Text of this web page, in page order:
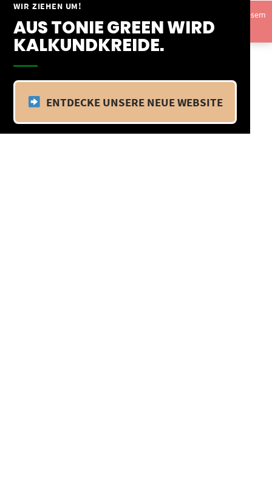
WIR ZIEHEN UM!
AUS TONIE GREEN WIRD
KALKUNDKREIDE.
ENTDECKE UNSERE NEUE WEBSITE
Springe
Inhalt
Vom 09.04.25 - 20.04.25 befinden wir uns im Betriebsurlaub. In diesem
Zeitraum findet kein Versand statt.Ausblenden